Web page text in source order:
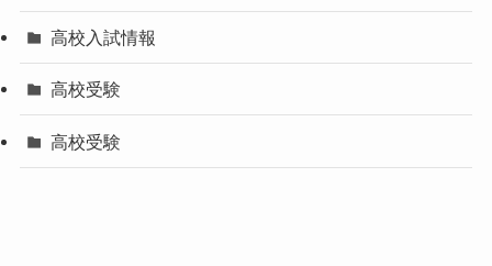
高校入試情報
高校受験
高校受験